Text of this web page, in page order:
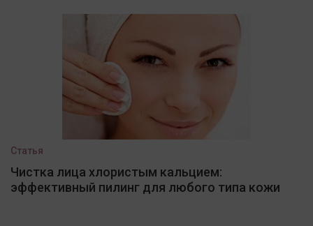
Статья
Чистка лица хлористым кальцием:
эффективный пилинг для любого типа кожи